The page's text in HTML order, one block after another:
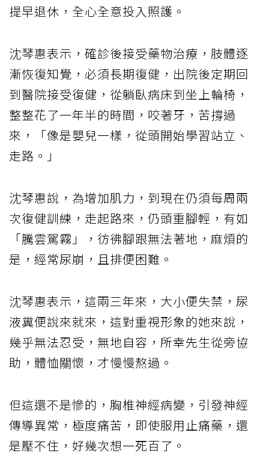
提早退休，全心全意投入照護。
沈琴惠表示，確診後接受藥物治療，肢體逐
漸恢復知覺，必須長期復健，出院後定期回
到醫院接受復健，從躺臥病床到坐上輪椅，
整整花了一年半的時間，咬著牙，苦撐過
來，「像是嬰兒一樣，從頭開始學習站立、
走路。」
沈琴惠說，為增加肌力，到現在仍須每周兩
次復健訓練，走起路來，仍頭重腳輕，有如
「騰雲駕霧」，彷彿腳跟無法著地，麻煩的
是，經常尿崩，且排便困難。
沈琴惠表示，這兩三年來，大小便失禁，尿
液糞便說來就來，這對重視形象的她來說，
幾乎無法忍受，無地自容，所幸先生從旁協
助，體恤關懷，才慢慢熬過。
但這還不是慘的，胸椎神經病變，引發神經
傳導異常，極度痛苦，即使服用止痛藥，還
是壓不住，好幾次想一死百了。